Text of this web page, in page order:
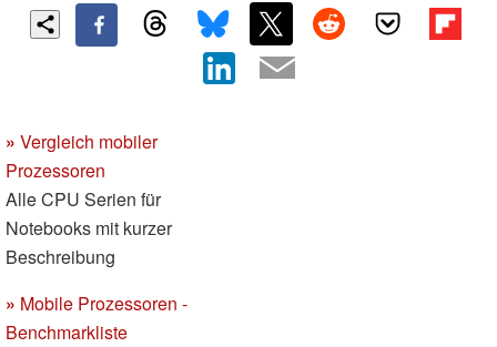
» Vergleich mobiler
Prozessoren
Alle CPU Serien für
Notebooks mit kurzer
Beschreibung
» Mobile Prozessoren -
Benchmarkliste